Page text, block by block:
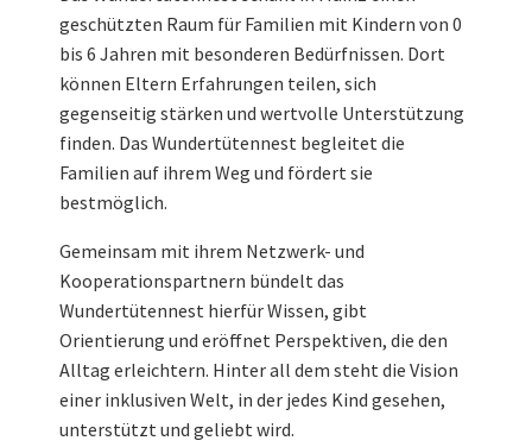
geschützten Raum für Familien mit Kindern von 0
bis 6 Jahren mit besonderen Bedürfnissen. Dort
können Eltern Erfahrungen teilen, sich
gegenseitig stärken und wertvolle Unterstützung
finden. Das Wundertütennest begleitet die
Familien auf ihrem Weg und fördert sie
bestmöglich.
Gemeinsam mit ihrem Netzwerk- und
Kooperationspartnern bündelt das
Wundertütennest hierfür Wissen, gibt
Orientierung und eröffnet Perspektiven, die den
Alltag erleichtern. Hinter all dem steht die Vision
einer inklusiven Welt, in der jedes Kind gesehen,
unterstützt und geliebt wird.